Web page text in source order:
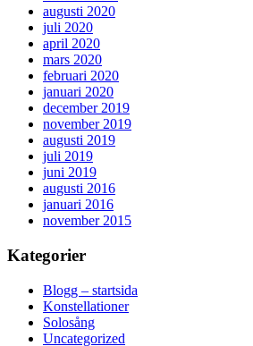
augusti 2020
juli 2020
april 2020
mars 2020
februari 2020
januari 2020
december 2019
november 2019
augusti 2019
juli 2019
juni 2019
augusti 2016
januari 2016
november 2015
Kategorier
Blogg – startsida
Konstellationer
Solosång
Uncategorized